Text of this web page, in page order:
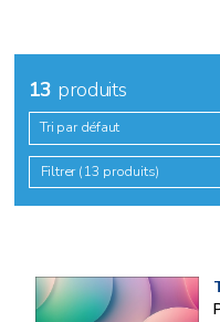
13 produits
Tri par défaut
Filtrer (13 produits)